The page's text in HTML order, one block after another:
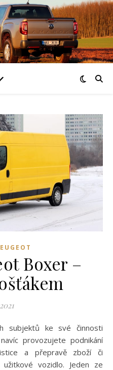
Boxer –
provozujete podnikání
a přepravě zboží či
vozidlo. Jeden ze